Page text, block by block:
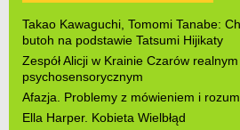
Takao Kawaguchi, Tomomi Tanabe:
butoh na podstawie Tatsumi Hijikaty
Zespół Alicji w Krainie Czarów
psychosensorycznym
Afazja. Problemy z mówieniem i
Ella Harper. Kobieta Wielbłąd